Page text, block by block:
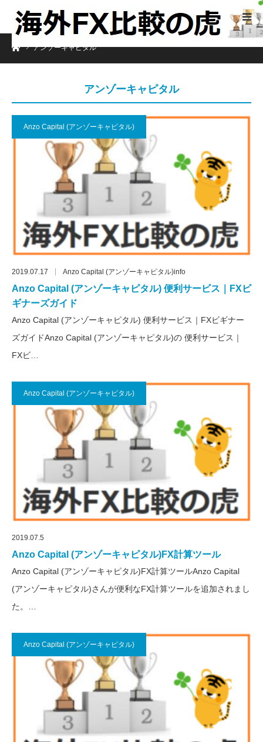
ホームアンゾーキャピタル
アンゾーキャピタル
Anzo Capital (アンゾーキャピタル)
2019.07.17 Anzo Capital (アンゾーキャピタル)info
Anzo Capital (アンゾーキャピタル) 便利サービス｜FXビ
ギナーズガイド
Anzo Capital (アンゾーキャピタル) 便利サービス｜FXビギナー
ズガイドAnzo Capital (アンゾーキャピタル)の 便利サービス｜
FXビ…
Anzo Capital (アンゾーキャピタル)
2019.07.5
Anzo Capital (アンゾーキャピタル)FX計算ツール
Anzo Capital (アンゾーキャピタル)FX計算ツールAnzo Capital
(アンゾーキャピタル)さんが便利なFX計算ツールを追加されまし
た。…
Anzo Capital (アンゾーキャピタル)